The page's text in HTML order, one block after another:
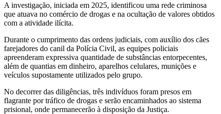
A investigação, iniciada em 2025, identificou uma rede criminosa
que atuava no comércio de drogas e na ocultação de valores obtidos
com a atividade ilícita.
Durante o cumprimento das ordens judiciais, com auxílio dos cães
farejadores do canil da Polícia Civil, as equipes policiais
apreenderam expressiva quantidade de substâncias entorpecentes,
além de quantias em dinheiro, aparelhos celulares, munições e
veículos supostamente utilizados pelo grupo.
No decorrer das diligências, três indivíduos foram presos em
flagrante por tráfico de drogas e serão encaminhados ao sistema
prisional, onde permanecerão à disposição da Justiça.